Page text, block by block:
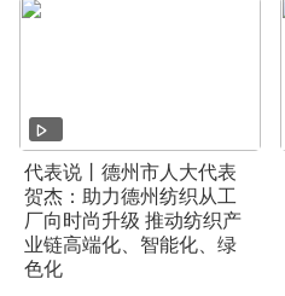
代表说丨德州市人大代表
贺杰：助力德州纺织从工
厂向时尚升级 推动纺织产
业链高端化、智能化、绿
色化